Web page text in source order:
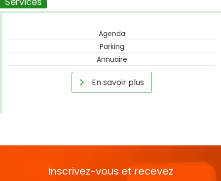
Agenda
Parking
Annuaire
En savoir plus
Inscrivez-vous et recevez